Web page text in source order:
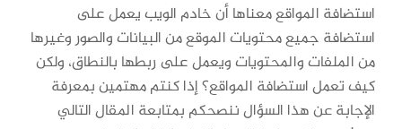
استضافة المواقع معناها أن خادم الويب يعمل على
استضافة جميع محتويات الموقع من البيانات والصور وغيرها
من الملفات والمحتويات ويعمل على ربطها بالنطاق، ولكن
كيف تعمل استضافة المواقع؟ إذا كنتم مهتمين بمعرفة
الإجابة عن هذا السؤال ننصحكم بمتابعة المقال التالي